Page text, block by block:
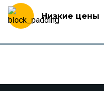
Низкие цены